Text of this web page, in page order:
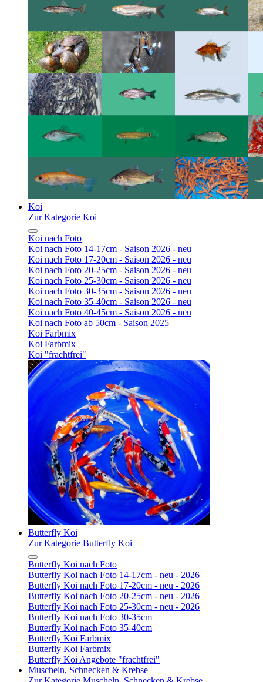
Koi
Zur Kategorie Koi
Koi nach Foto
Koi nach Foto 14-17cm - Saison 2026 - neu
Koi nach Foto 17-20cm - Saison 2026 - neu
Koi nach Foto 20-25cm - Saison 2026 - neu
Koi nach Foto 25-30cm - Saison 2026 - neu
Koi nach Foto 30-35cm - Saison 2026 - neu
Koi nach Foto 35-40cm - Saison 2026 - neu
Koi nach Foto 40-45cm - Saison 2026 - neu
Koi nach Foto ab 50cm - Saison 2025
Koi Farbmix
Koi Farbmix
Koi "frachtfrei"
Butterfly Koi
Zur Kategorie Butterfly Koi
Butterfly Koi nach Foto
Butterfly Koi nach Foto 14-17cm - neu - 2026
Butterfly Koi nach Foto 17-20cm - neu - 2026
Butterfly Koi nach Foto 20-25cm - neu - 2026
Butterfly Koi nach Foto 25-30cm - neu - 2026
Butterfly Koi nach Foto 30-35cm
Butterfly Koi nach Foto 35-40cm
Butterfly Koi Farbmix
Butterfly Koi Farbmix
Butterfly Koi Angebote "frachtfrei"
Muscheln, Schnecken & Krebse